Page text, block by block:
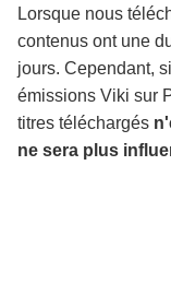
Lorsque nous
contenus ont une
jours. Cependant,
émissions Viki sur
titres téléchargés
ne sera plus